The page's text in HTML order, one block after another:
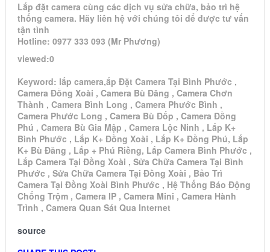
Lắp đặt camera cùng các dịch vụ sửa chữa, bảo trì hệ
thống camera. Hãy liên hệ với chúng tôi để được tư vấn
tận tình
Hotline: 0977 333 093 (Mr Phương)
viewed:0
Keyword: lắp camera,ắp Đặt Camera Tại Bình Phước ,
Camera Đồng Xoài , Camera Bù Đăng , Camera Chơn
Thành , Camera Bình Long , Camera Phước Bình ,
Camera Phước Long , Camera Bù Đốp , Camera Đồng
Phú , Camera Bù Gia Mập , Camera Lộc Ninh , Lắp K+
Bình Phước , Lắp K+ Đồng Xoài , Lắp K+ Đồng Phú, Lắp
K+ Bù Đăng , Lắp + Phú Riềng, Lắp Camera Bình Phước ,
Lắp Camera Tại Đồng Xoài , Sửa Chữa Camera Tại Bình
Phước , Sửa Chữa Camera Tại Đồng Xoài , Bảo Trì
Camera Tại Đồng Xoài Bình Phước , Hệ Thống Báo Động
Chống Trộm , Camera IP , Camera Mini , Camera Hành
Trình , Camera Quan Sát Qua Internet
source